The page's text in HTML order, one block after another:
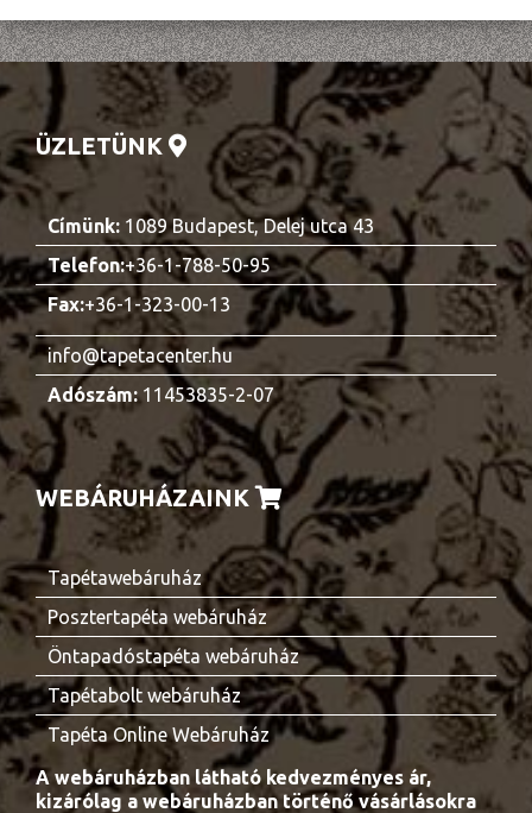
ÜZLETÜNK
Címünk: 1089 Budapest, Delej utca 43
Telefon:+36-1-788-50-95
Fax:+36-1-323-00-13
info@tapetacenter.hu
Adószám:11453835-2-07
WEBÁRUHÁZAINK
Tapétawebáruház
Posztertapéta webáruház
Öntapadóstapéta webáruház
Tapétabolt webáruház
Tapéta Online Webáruház
A webáruházban látható kedvezményes ár,
kizárólag a webáruházban történő vásárlásokra